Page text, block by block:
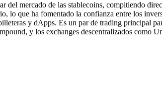
mercado de las stablecoins, compitiendo
lo que ha fomentado la confianza entre los
y dApps. Es un par de trading principal
y los exchanges descentralizados como